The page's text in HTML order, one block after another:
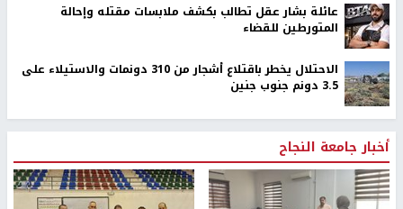
عائلة بشار عقل تطالب بكشف ملابسات مقتله وإحالة
المتورطين للقضاء
الاحتلال يخطر باقتلاع أشجار من 310 دونمات والاستيلاء على
3.5 دونم جنوب جنين
أخبار جامعة النجاح